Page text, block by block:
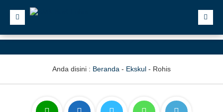
Anda disini : Beranda - Ekskul - Rohis